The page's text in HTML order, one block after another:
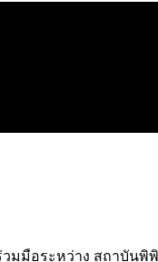
มือระหว่าง สถาบัน